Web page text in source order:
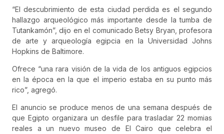
“El descubrimiento de esta ciudad perdida es el segundo
hallazgo arqueológico más importante desde la tumba de
Tutankamón”, dijo en el comunicado Betsy Bryan, profesora
de arte y arqueología egipcia en la Universidad Johns
Hopkins de Baltimore.
Ofrece “una rara visión de la vida de los antiguos egipcios
en la época en la que el imperio estaba en su punto más
rico”, agregó.
El anuncio se produce menos de una semana después de
que Egipto organizara un desfile para trasladar 22 momias
reales a un nuevo museo de El Cairo que celebra el